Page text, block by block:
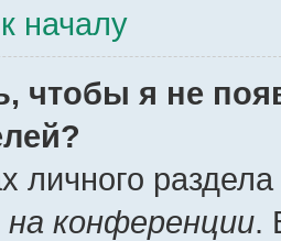
началу
чтобы я не
личного
на конференции.